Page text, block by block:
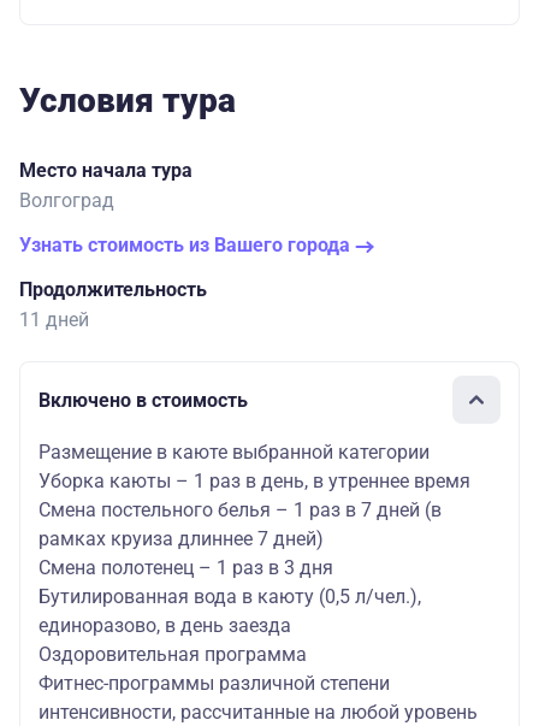
Условия тура
Место начала тура
Волгоград
Узнать стоимость из Вашего города
Продолжительность
11 дней
Включено в стоимость
Размещение в каюте выбранной категории
Уборка каюты – 1 раз в день, в утреннее время
Смена постельного белья – 1 раз в 7 дней (в
рамках круиза длиннее 7 дней)
Смена полотенец – 1 раз в 3 дня
Бутилированная вода в каюту (0,5 л/чел.),
единоразово, в день заезда
Оздоровительная программа
Фитнес-программы различной степени
интенсивности, рассчитанные на любой уровень